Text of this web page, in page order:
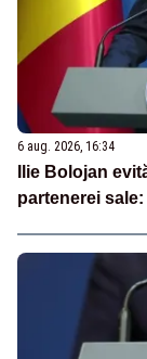
6 aug. 2026, 16:34
Ilie Bolojan
partenerei